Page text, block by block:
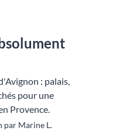
: palais,
pour une
Provence.
par Marine L.